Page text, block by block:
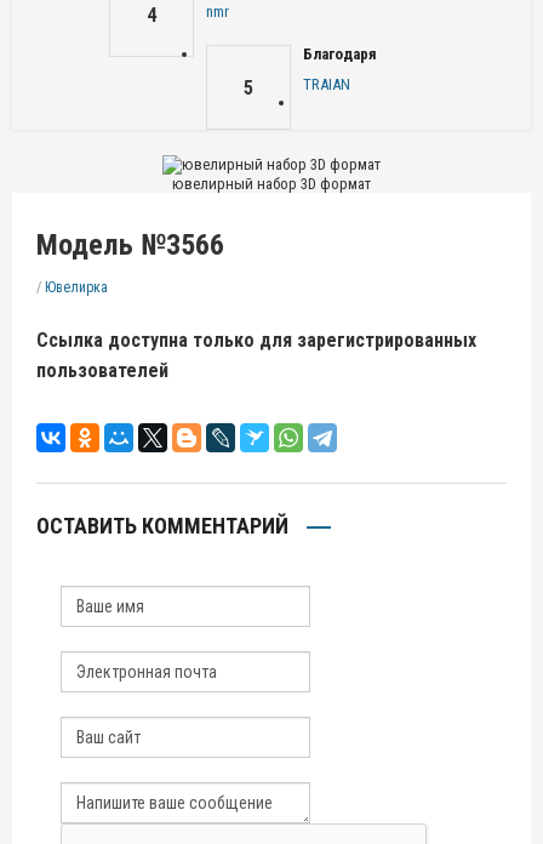
4
nmr
5
Благодаря
TRAIAN
ювелирный набор 3D формат
Модель №3566
/ Ювелирка
Ссылка доступна только для зарегистрированных
пользователей
ОСТАВИТЬ КОММЕНТАРИЙ